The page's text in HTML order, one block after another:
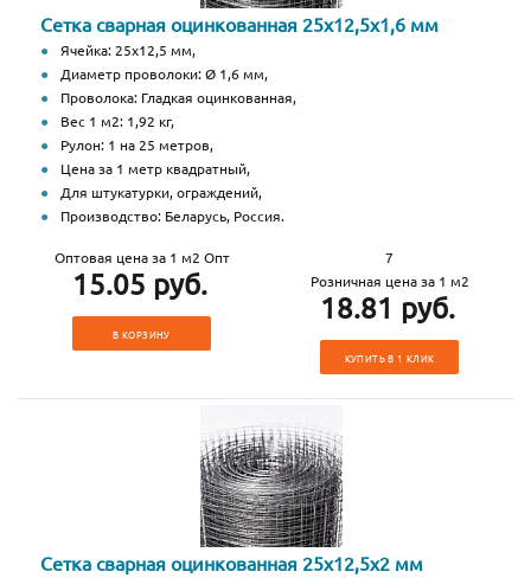
Сетка сварная оцинкованная 25х12,5х1,6 мм
Ячейка: 25х12,5 мм,
Диаметр проволоки: Ø 1,6 мм,
Проволока: Гладкая оцинкованная,
Вес 1 м2: 1,92 кг,
Рулон: 1 на 25 метров,
Цена за 1 метр квадратный,
Для штукатурки, ограждений,
Производство: Беларусь, Россия.
Оптовая цена за 1 м2 Опт
15.05 руб.
В КОРЗИНУ
7
Розничная цена за 1 м2
18.81 руб.
КУПИТЬ В 1 КЛИК
Сетка сварная оцинкованная 25х12,5х2 мм